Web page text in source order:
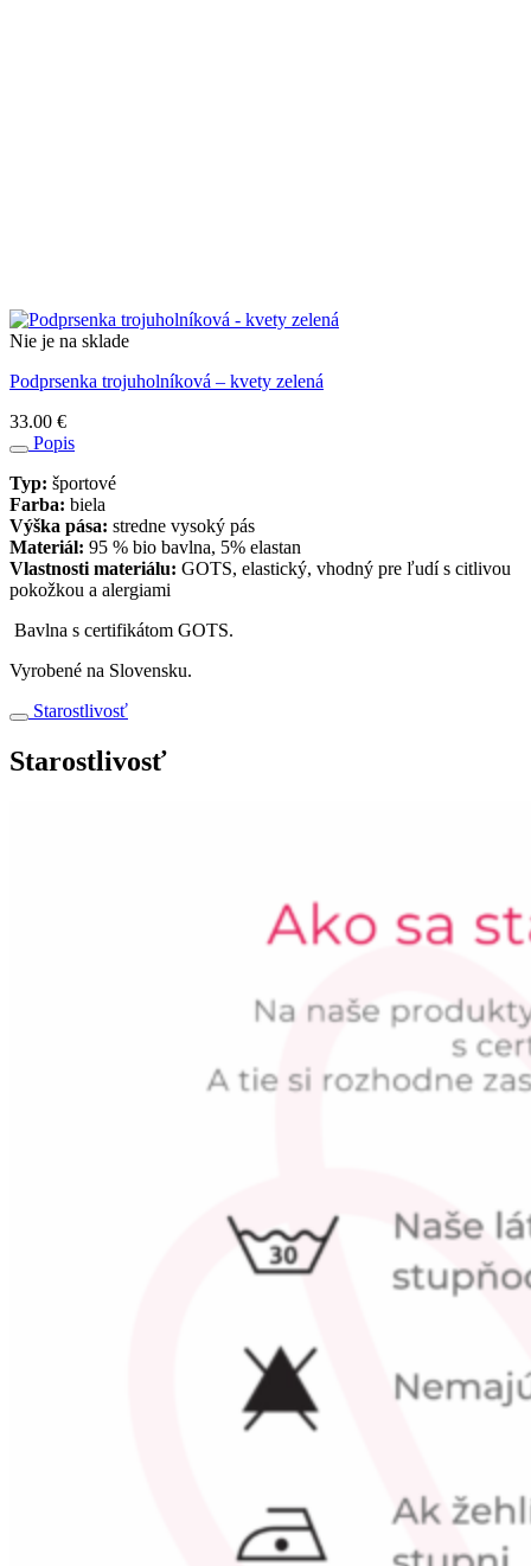
Nie je na sklade
Podprsenka trojuholníková – kvety zelená
33.00 €
Popis
Typ: športové
Farba: biela
Výška pása: stredne vysoký pás
Materiál: 95 % bio bavlna, 5% elastan
Vlastnosti materiálu: GOTS, elastický, vhodný pre ľudí s citlivou
pokožkou a alergiami
Bavlna s certifikátom GOTS.
Vyrobené na Slovensku.
Starostlivosť
Starostlivosť